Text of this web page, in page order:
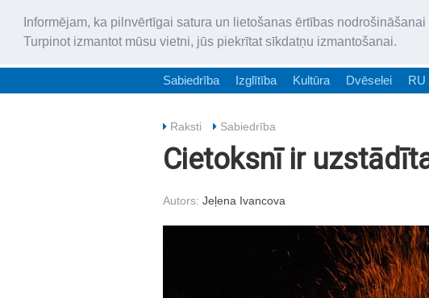
Informējam, ka pilnvērtīgai satura un lietošanas ērtības
Turpinot izmantot mūsu vietni, jūs piekrītat sīkdatņu izmantošanai.
Sabiedrība Izglītība Kultūra Dvēselei RU
Raksti Sabiedrība
Cietoksnī ir
Autors: Jeļena Ivancova